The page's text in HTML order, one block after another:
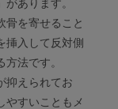
あります。
骨を寄せること
挿入して反対側
法です。
抑えられてお
やすいこともメ